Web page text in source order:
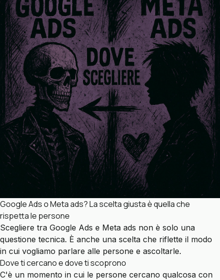
Google Ads o Meta ads? La scelta giusta è quella che
rispetta le persone
Scegliere tra Google Ads e Meta ads non è solo una
questione tecnica. È anche una scelta che riflette il modo
in cui vogliamo parlare alle persone e ascoltarle.
Dove ti cercano e dove ti scoprono
C'è un momento in cui le persone cercano qualcosa con